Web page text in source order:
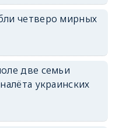
erid: 2SDnjdvhGXG
четверо мирных
две семьи
украинских